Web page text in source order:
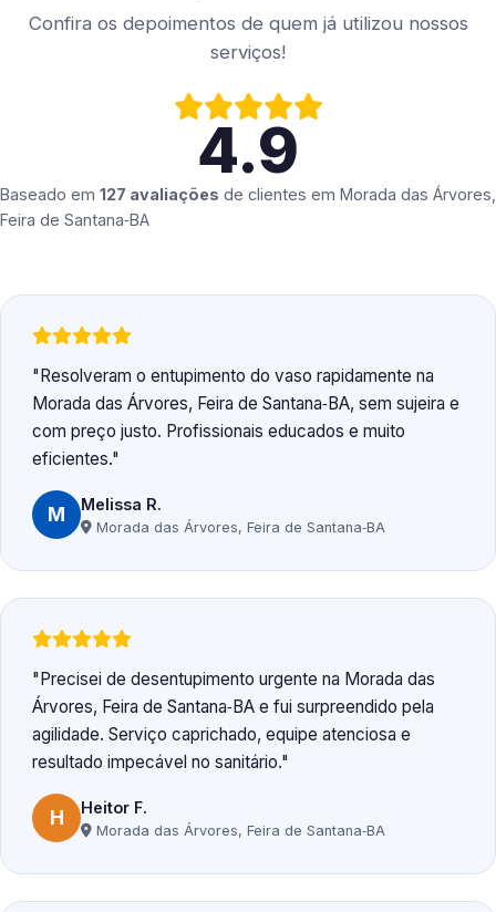
Confira os depoimentos de quem já utilizou nossos
serviços!
4.9
Baseado em 127 avaliações de clientes em Morada das Árvores,
Feira de Santana‑BA
Resolveram o entupimento do vaso rapidamente na
Morada das Árvores, Feira de Santana‑BA, sem sujeira e
com preço justo. Profissionais educados e muito
eficientes.
M Melissa R.
Morada das Árvores, Feira de Santana‑BA
Precisei de desentupimento urgente na Morada das
Árvores, Feira de Santana‑BA e fui surpreendido pela
agilidade. Serviço caprichado, equipe atenciosa e
resultado impecável no sanitário.
H Heitor F.
Morada das Árvores, Feira de Santana‑BA